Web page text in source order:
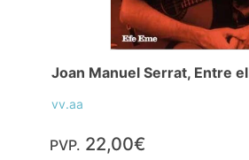
Joan Manuel Serrat, Entre
vv.aa
PVP. 22,00€